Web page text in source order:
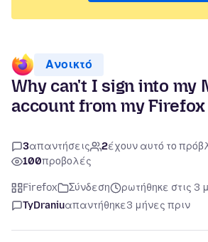
Ανοικτό
Why can't I sign into my
account from my
3απαντήσεις 2έχουν αυτό το
100προβολές
Firefox Σύνδεση
ρωτήθηκε στις 3
TyDraniuαπαντήθηκε3 μήνες πριν